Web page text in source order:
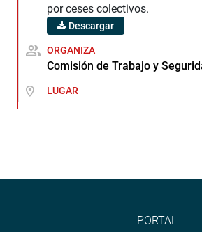
por ceses colectivos.
Descargar
ORGANIZA
Comisión de Trabajo y
LUGAR
PORTAL